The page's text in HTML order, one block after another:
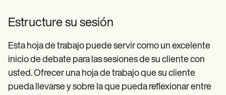
Estructure su sesión
Esta hoja de trabajo puede servir como un excelente
inicio de debate para las sesiones de su cliente con
usted. Ofrecer una hoja de trabajo que su cliente
pueda llevarse y sobre la que pueda reflexionar entre